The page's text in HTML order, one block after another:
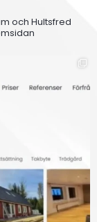
och Hultsfred